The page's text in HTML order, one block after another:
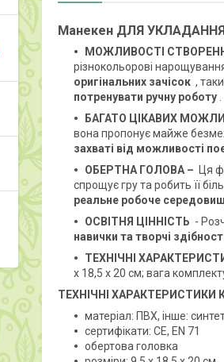
Манекен ДЛЯ
МОЖЛИВОСТІ
різнокольорові
оригінальних зачісок ,
потренувати ручну роботу
БАГАТО ЦІКАВИХ
вона пропонує майже
захваті від можливості
ОБЕРТНА ГОЛОВА – Ця
спрощує гру та робить її
реальне робоче
ОСВІТНЯ ЦІННІСТЬ -
навички та творчі
ТЕХНІЧНІ
x 18,5 x 20 см; вага
ТЕХНІЧНІ ХАРАКТЕРИСТИКИ
матеріал: ПВХ, інше:
сертифікати: CE, EN 71
обертова головка